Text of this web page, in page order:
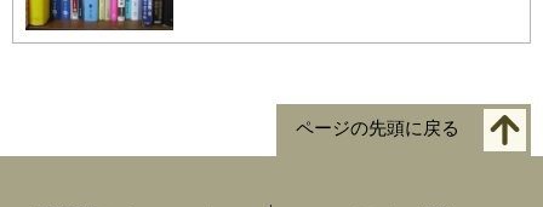
ページの先頭に戻る